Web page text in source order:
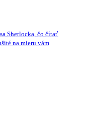
Sherlocka, čo čítať
na mieru vám